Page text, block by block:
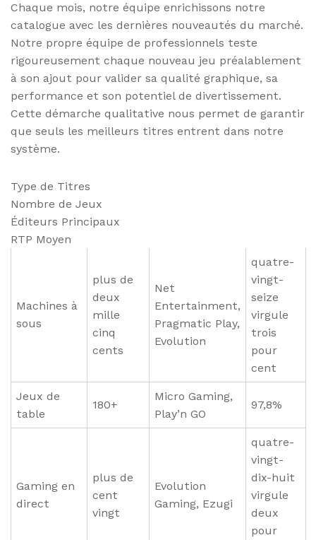
Chaque mois, notre équipe enrichissons notre
catalogue avec les dernières nouveautés du marché.
Notre propre équipe de professionnels teste
rigoureusement chaque nouveau jeu préalablement
à son ajout pour valider sa qualité graphique, sa
performance et son potentiel de divertissement.
Cette démarche qualitative nous permet de garantir
que seuls les meilleurs titres entrent dans notre
système.
Type de Titres
Nombre de Jeux
Éditeurs Principaux
RTP Moyen
Machines à
sous
plus de
deux
mille
cinq
cents
Net
Entertainment,
Pragmatic Play,
Evolution
quatre-
vingt-
seize
virgule
trois
pour
cent
Jeux de
table
180+
Micro Gaming,
Play’n GO
97,8%
Gaming en
direct
plus de
cent
vingt
Evolution
Gaming, Ezugi
quatre-
vingt-
dix-huit
virgule
deux
pour